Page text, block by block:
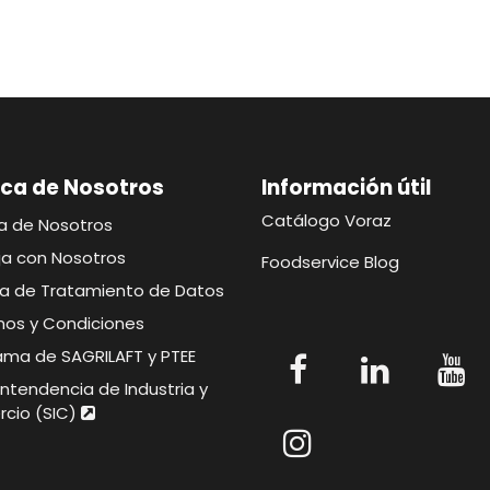
de Nosotros
de Nosotros
con Nosotros
de Tratamiento de Datos
y Condiciones
de SAGRILAFT y PTEE
de Industria y
(SIC)
Información útil​​​
Catálogo Voraz
Foodservice Blog